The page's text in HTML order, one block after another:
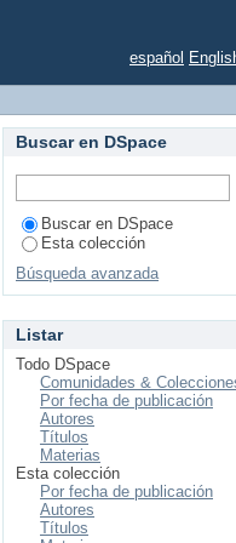
español
Buscar en DSpace
Buscar en DSpace
Esta colección
Búsqueda avanzada
Listar
Todo DSpace
Comunidades &
Por fecha de publicación
Autores
Títulos
Materias
Esta colección
Por fecha de publicación
Autores
Títulos